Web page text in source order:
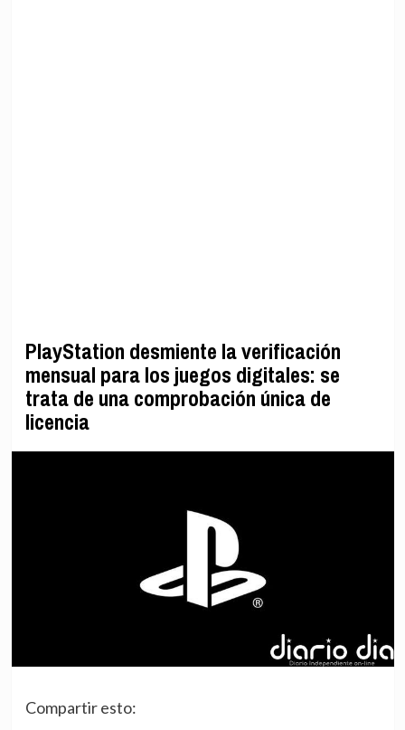
PlayStation desmiente la verificación
mensual para los juegos digitales: se
trata de una comprobación única de
licencia
Compartir esto: